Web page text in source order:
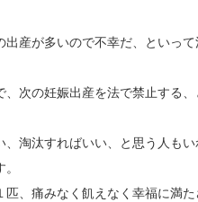
出産が多いので不幸だ、といっ
、次の妊娠出産を法で禁止する
、淘汰すればいい 、と思う人も
、痛みなく飢え なく幸福に満